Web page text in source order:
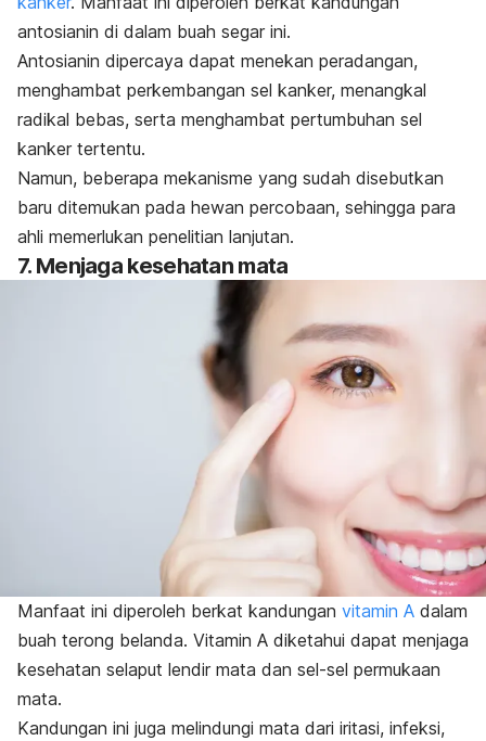
antosianin di dalam buah segar ini.
Antosianin dipercaya dapat menekan peradangan,
menghambat perkembangan sel kanker, menangkal
radikal bebas, serta menghambat pertumbuhan sel
kanker tertentu.
Namun, beberapa mekanisme yang sudah disebutkan
baru ditemukan pada hewan percobaan, sehingga para
ahli memerlukan penelitian lanjutan.
7. Menjaga kesehatan mata
Manfaat ini diperoleh berkat kandungan vitamin A dalam
buah terong belanda. Vitamin A diketahui dapat menjaga
kesehatan selaput lendir mata dan sel-sel permukaan
mata.
Kandungan ini juga melindungi mata dari iritasi, infeksi,